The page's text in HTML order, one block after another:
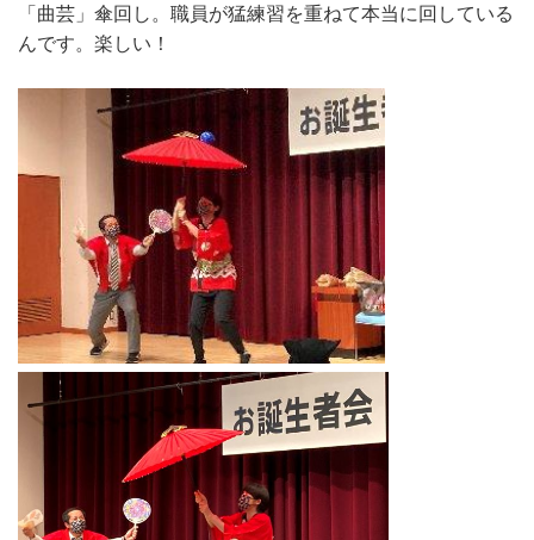
「曲芸」傘回し。職員が猛練習を重ねて本当に回している
んです。楽しい！